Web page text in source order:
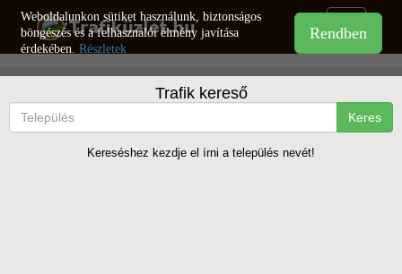
Weboldalunkon sütiket használunk, biztonságos
böngészés és a felhasználói élmény javítása
érdekében. Részletek
navigation
Trafik kereső
Keres
Kereséshez kezdje el írni a település nevét!